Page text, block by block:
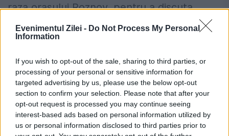
Evenimentul Zilei - Do Not Process My Personal
Information
If you wish to opt-out of the sale, sharing to third parties, or
processing of your personal or sensitive information for
targeted advertising by us, please use the below opt-out
section to confirm your selection. Please note that after your
opt-out request is processed you may continue seeing
interest-based ads based on personal information utilized by
us or personal information disclosed to third parties prior to
raza orașului Roznov, pentru a discuta.
Partea vătămată, care era împreună
inculpatul A.C.(n.r.Andronache), a acceptat
invitaţia şi împreună s-au deplasat spre
punctul de întâlnire.
Guvernul a adoptat noi măsuri de
siguranță pentru piața de energie